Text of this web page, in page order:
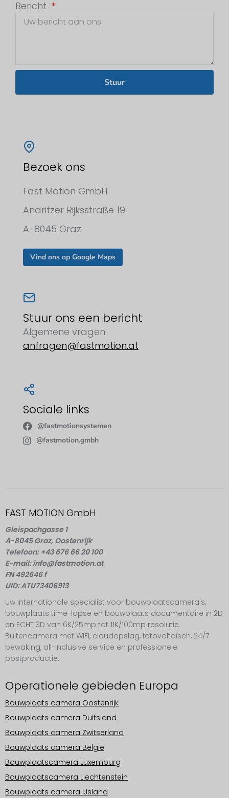
Bericht
Stuur
Bezoek ons
Fast Motion GmbH
Andritzer Rijksstraße 19
A-8045 Graz
Vind ons op Google Maps
Stuur ons een bericht
Algemene vragen
anfragen@fastmotion.at
Sociale links
@fastmotionsystemen
@fastmotion.gmbh
FAST MOTION GmbH
Gleispachgasse 1
A-8045 Graz, Oostenrijk
Telefoon: +43 676 66 20 100
E-mail: info@fastmotion.at
FN 492646 f
UID: ATU73406913
Uw internationale specialist voor bouwplaatscamera's,
bouwplaats time-lapse en bouwplaats documentaire in 2D
en ECHT 3D van 6K/25mp tot 11K/100mp resolutie.
Buitencamera met WIFI, cloudopslag, fotovoltaïsch, 24/7
bewaking, all-inclusive service en professionele
postproductie.
Operationele gebieden Europa
Bouwplaats camera Oostenrijk
Bouwplaats camera Duitsland
Bouwplaats camera Zwitserland
Bouwplaats camera België
Bouwplaatscamera Luxemburg
Bouwplaatscamera Liechtenstein
Bouwplaats camera IJsland